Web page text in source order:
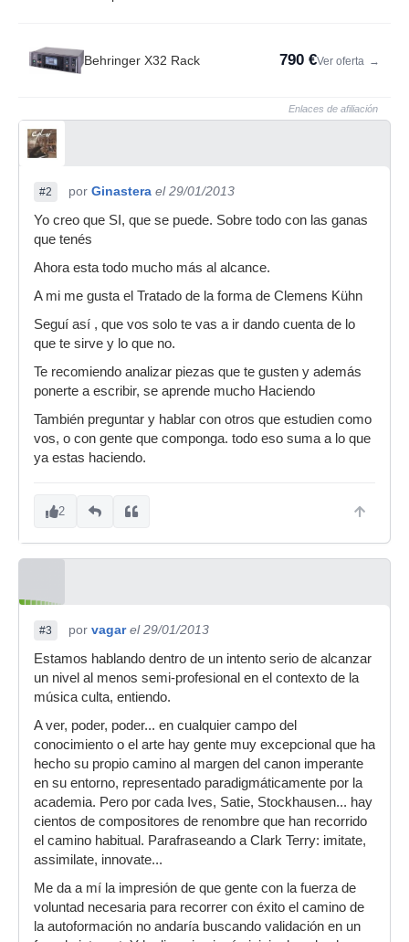
Behringer X32 Rack 790 €Ver oferta →
Enlaces de afiliación
#2 por Ginastera el 29/01/2013
Yo creo que SI, que se puede. Sobre todo con las ganas
que tenés
Ahora esta todo mucho más al alcance.
A mi me gusta el Tratado de la forma de Clemens Kühn
Seguí así , que vos solo te vas a ir dando cuenta de lo
que te sirve y lo que no.
Te recomiendo analizar piezas que te gusten y además
ponerte a escribir, se aprende mucho Haciendo
También preguntar y hablar con otros que estudien como
vos, o con gente que componga. todo eso suma a lo que
ya estas haciendo.
2
#3 por vagar el 29/01/2013
Estamos hablando dentro de un intento serio de alcanzar
un nivel al menos semi-profesional en el contexto de la
música culta, entiendo.
A ver, poder, poder... en cualquier campo del
conocimiento o el arte hay gente muy excepcional que ha
hecho su propio camino al margen del canon imperante
en su entorno, representado paradigmáticamente por la
academia. Pero por cada Ives, Satie, Stockhausen... hay
cientos de compositores de renombre que han recorrido
el camino habitual. Parafraseando a Clark Terry: imitate,
assimilate, innovate...
Me da a mí la impresión de que gente con la fuerza de
voluntad necesaria para recorrer con éxito el camino de
la autoformación no andaría buscando validación en un